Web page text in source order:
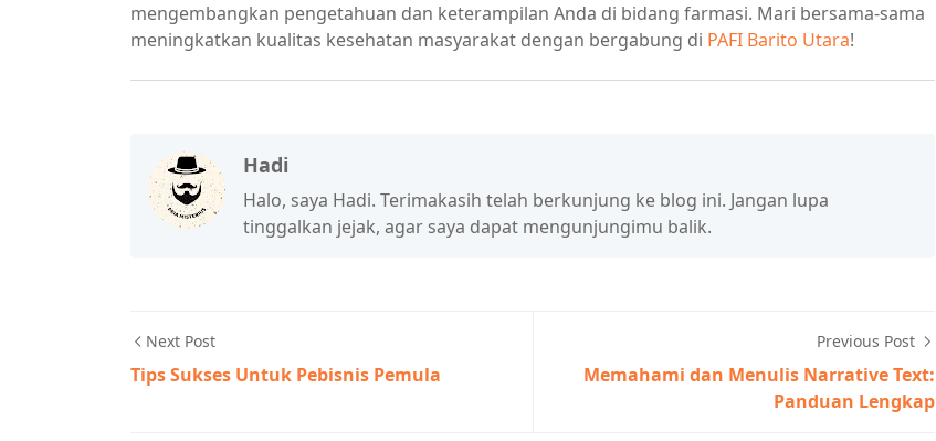
mengembangkan pengetahuan dan keterampilan Anda di bidang farmasi. Mari bersama-sama
meningkatkan kualitas kesehatan masyarakat dengan bergabung di PAFI Barito Utara!
Hadi
Halo, saya Hadi. Terimakasih telah berkunjung ke blog ini. Jangan lupa
tinggalkan jejak, agar saya dapat mengunjungimu balik.
Next Post
Tips Sukses Untuk Pebisnis Pemula
Previous Post
Memahami dan Menulis Narrative Text:
Panduan Lengkap